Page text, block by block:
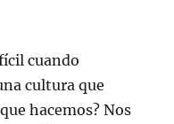
cuando
cultura que
hacemos? Nos